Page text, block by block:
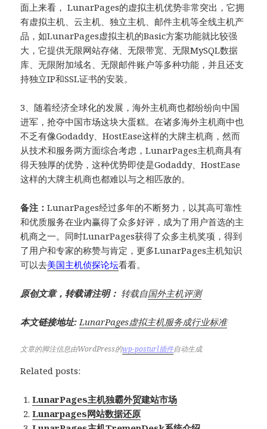
面上来看， LunarPages的虚拟主机优势非常突出，它拥
有虚拟主机、云主机、独立主机、邮件主机等全线主机产
品，如LunarPages虚拟主机的Basic方案功能就比较强
大，它提供无限网站存储、无限带宽、无限MySQL数据
库、无限附加域名、无限邮件账户等多种功能，并且还支
持独立IP和SSL证书的安装。
3、随着经济全球化的发展，海外主机商也都纷纷向中国
进军，抢夺中国市场这块大蛋糕。在诸多海外主机商中也
不乏有像Godaddy、HostEase这样的大牌主机商，然而
从技术和服务两方面综合考虑，LunarPages主机商具有
得天独厚的优势，这种优势即使是Godaddy、HostEase
这样的大牌主机商也都难以与之相匹敌的。
备注：LunarPages经过多年的不断努力，以其高可靠性
和优质服务在业内赢得了众多好评，成为了用户首选的主
机商之一。同时LunarPages获得了众多主机奖项，得到
了用户和专家的称赞与肯定，更多LunarPages主机知识
可以去美国主机侦探论坛看看。
原创文章，转载请注明： 转载自国外主机评测
本文链接地址: LunarPages虚拟主机服务成行业标准
文章的脚注信息由WordPress的wp-posturl插件自动生成
Related posts:
LunarPages主机独霸外贸建站市场
Lunarpages网站数据还原